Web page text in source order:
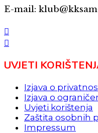
E-mail:
UVJETI
Izjava o
Izjava o
Uvjeti korištenja
Zaštita osobnih
Impressum